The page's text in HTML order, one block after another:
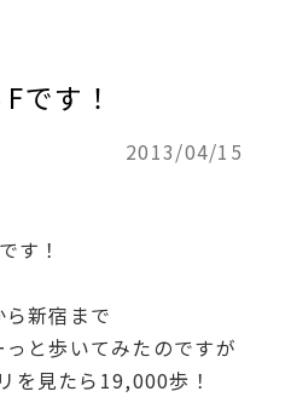
です！
2013/04/15
す！
新宿まで
と歩いてみたのですが
を見たら19,000歩！